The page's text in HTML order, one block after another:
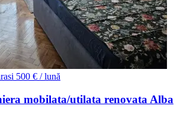
500 € / lună
mobilata/utilata renovata Alba